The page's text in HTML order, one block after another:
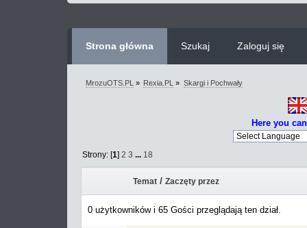
Strona główna Szukaj Zaloguj się
MrozuOTS.PL » Rexia.PL » Skargi i Pochwały
Here you
Strony: [1]2 3 ... 18
Temat/ Zaczęty przez
0 użytkowników i 65 Gości przeglądają ten dział.